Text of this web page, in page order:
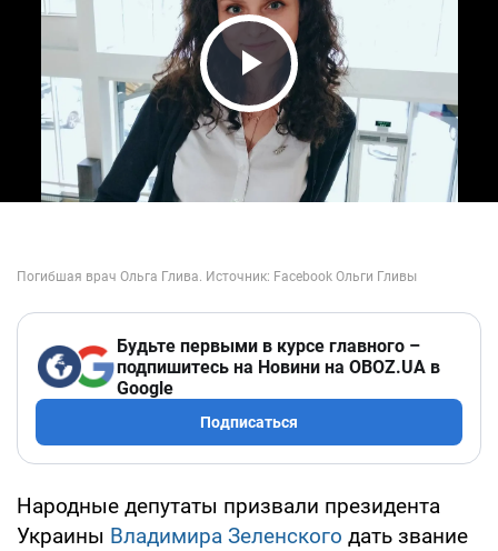
Play Video
Будьте первыми в курсе главного –
подпишитесь на Новини на OBOZ.UA в
Google
Подписаться
Народные депутаты призвали президента
Украины Владимира Зеленского дать звание